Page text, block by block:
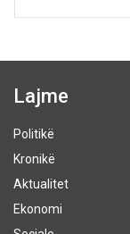
Lajme
Politikë
Kronikë
Aktualitet
Ekonomi